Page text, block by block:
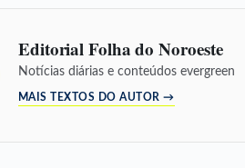
Editorial Folha do Noroeste
Notícias diárias e conteúdos evergreen
MAIS TEXTOS DO AUTOR →